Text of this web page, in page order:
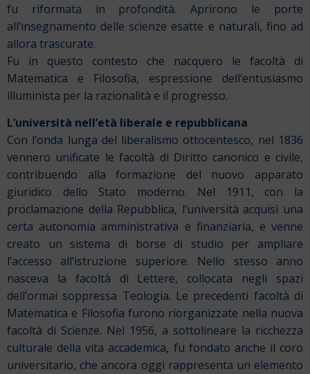
fu riformata in profondità. Aprirono le porte
all’insegnamento delle scienze esatte e naturali, fino ad
allora trascurate.
Fu in questo contesto che nacquero le facoltà di
Matematica e Filosofia, espressione dell’entusiasmo
illuminista per la razionalità e il progresso.
L’università nell’età liberale e repubblicana
Con l’onda lunga del liberalismo ottocentesco, nel 1836
vennero unificate le facoltà di Diritto canonico e civile,
contribuendo alla formazione del nuovo apparato
giuridico dello Stato moderno. Nel 1911, con la
proclamazione della Repubblica, l’università acquisì una
certa autonomia amministrativa e finanziaria, e venne
creato un sistema di borse di studio per ampliare
l’accesso all’istruzione superiore. Nello stesso anno
nasceva la facoltà di Lettere, collocata negli spazi
dell’ormai soppressa Teologia. Le precedenti facoltà di
Matematica e Filosofia furono riorganizzate nella nuova
facoltà di Scienze. Nel 1956, a sottolineare la ricchezza
culturale della vita accademica, fu fondato anche il coro
universitario, che ancora oggi rappresenta un elemento